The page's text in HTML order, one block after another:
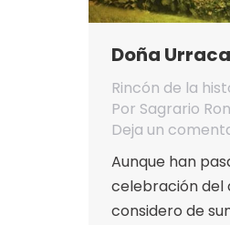
Doña
Rincón de la
Por Sagrario
Deja un
Aunque han
celebración del
considero de